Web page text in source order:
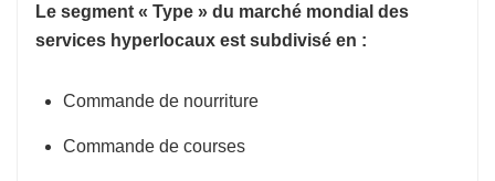
Le segment « Type » du marché mondial des
services hyperlocaux est subdivisé en :
Commande de nourriture
Commande de courses